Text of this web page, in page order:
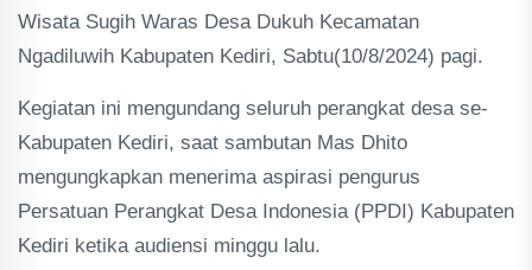
Wisata Sugih Waras Desa Dukuh Kecamatan
Ngadiluwih Kabupaten Kediri, Sabtu(10/8/2024) pagi.
Kegiatan ini mengundang seluruh perangkat desa se-
Kabupaten Kediri, saat sambutan Mas Dhito
mengungkapkan menerima aspirasi pengurus
Persatuan Perangkat Desa Indonesia (PPDI) Kabupaten
Kediri ketika audiensi minggu lalu.